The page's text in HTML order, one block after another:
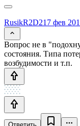
RusikR2D217 фев
Вопрос не в
состояния. Типа
возбудимости и т.п.